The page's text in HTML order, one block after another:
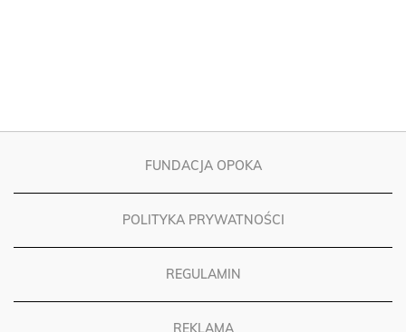
FUNDACJA OPOKA
POLITYKA PRYWATNOŚCI
REGULAMIN